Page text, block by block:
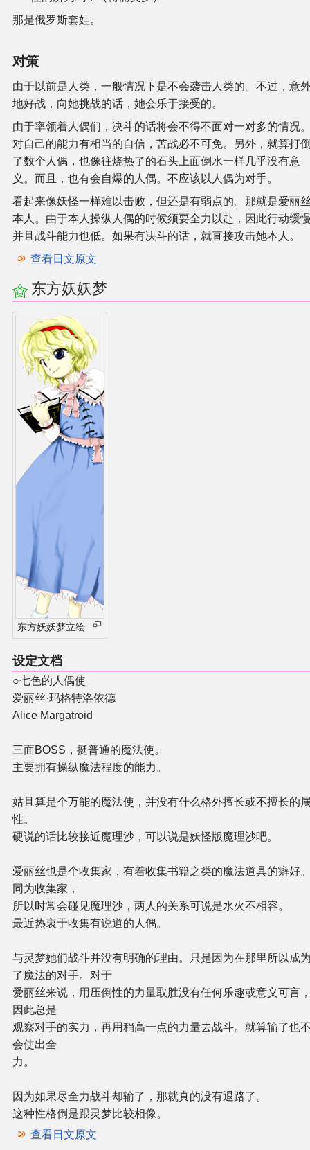
那是俄罗斯套娃。
对策
由于以前是人类，一般情况下是不会袭击人类的。不过，意
地好战，向她挑战的话，她会乐于接受的。
由于率领着人偶们，决斗的话将会不得不面对一对多的情况
对自己的能力有相当的自信，苦战必不可免。另外，就算打
了数个人偶，也像往烧热了的石头上面倒水一样几乎没有意
义。而且，也有会自爆的人偶。不应该以人偶为对手。
看起来像妖怪一样难以击败，但还是有弱点的。那就是爱丽
本人。由于本人操纵人偶的时候须要全力以赴，因此行动缓
并且战斗能力也低。如果有决斗的话，就直接攻击她本人。
查看日文原文
东方妖妖梦
东方妖妖梦立绘
设定文档
○七色的人偶使
爱丽丝·玛格特洛依德
Alice Margatroid
三面BOSS，挺普通的魔法使。
主要拥有操纵魔法程度的能力。
姑且算是个万能的魔法使，并没有什么格外擅长或不擅长的
性。
硬说的话比较接近魔理沙，可以说是妖怪版魔理沙吧。
爱丽丝也是个收集家，有着收集书籍之类的魔法道具的癖好
同为收集家，
所以时常会碰见魔理沙，两人的关系可说是水火不相容。
最近热衷于收集有说道的人偶。
与灵梦她们战斗并没有明确的理由。只是因为在那里所以成
了魔法的对手。对于
爱丽丝来说，用压倒性的力量取胜没有任何乐趣或意义可言
因此总是
观察对手的实力，再用稍高一点的力量去战斗。就算输了也
会使出全
力。
因为如果尽全力战斗却输了，那就真的没有退路了。
这种性格倒是跟灵梦比较相像。
查看日文原文